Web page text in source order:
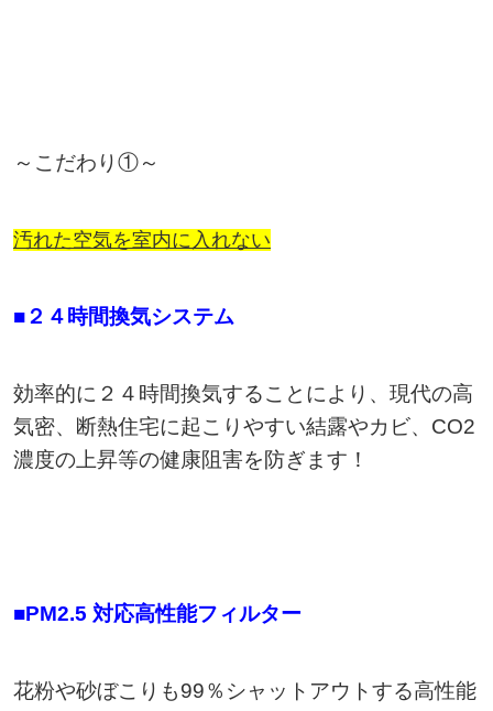
～こだわり①～
汚れた空気を室内に入れない
■２４時間換気システム
効率的に２４時間換気することにより、現代の高
気密、断熱住宅に起こりやすい結露やカビ、CO2
濃度の上昇等の健康阻害を防ぎます！
■PM2.5 対応高性能フィルター
花粉や砂ぼこりも99％シャットアウトする高性能